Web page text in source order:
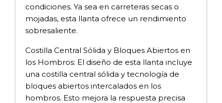
condiciones. Ya sea en carreteras secas o
mojadas, esta llanta ofrece un rendimiento
sobresaliente.
Costilla Central Sólida y Bloques Abiertos en
los Hombros: El diseño de esta llanta incluye
una costilla central sólida y tecnología de
bloques abiertos intercalados en los
hombros. Esto mejora la respuesta precisa